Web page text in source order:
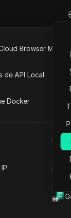
Browser MCP
de API Local
Docker
forma
Hacer
Abrir
Hacer